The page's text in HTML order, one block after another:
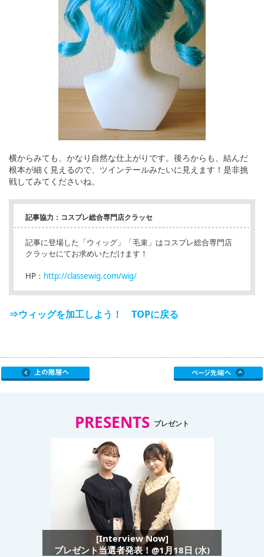
横からみても、かなり自然な仕上がりです。後ろからも、結んだ
根本が細く見えるので、ツインテールみたいに見えます！是非挑
戦してみてくださいね。
記事協力：コスプレ総合専門店クラッセ
記事に登場した「ウィッグ」「毛束」はコスプレ総合専門店
クラッセにてお求めいただけます！
HP： http://classewig.com/wig/
⇒ウィッグを加工しよう！ TOPに戻る
PRESENTS プレゼント
[Interview Now]
プレゼント当選者発表！@1月18日 (水)